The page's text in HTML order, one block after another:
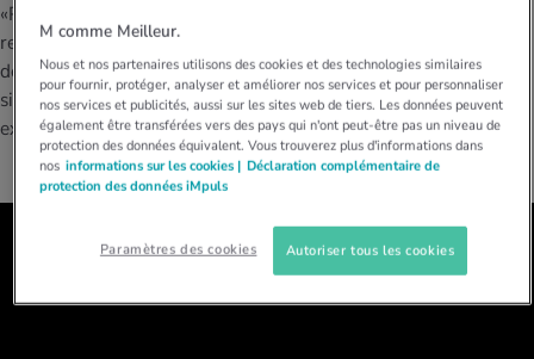
ACTUELS DANS LE DOMAINE ALIMENTATION
Calculateur d’IMC
Calculez votre besoin en calories
ACTUELS DANS LE DOMAINE MOUVEMENT
Calculer la consommation de calories
Course & Jogging
ACTUELS DANS LE DOMAINE RELAXATION
Travail et santé
Détente active
ACTUELS DANS LE DOMAINE MÉDECINE
Réduire la tension artérielle
Douleurs nerveuses
«Personne ne s’assied jamais à côté de moi. Les gens préfèrent
rester debout. Comme si j’étais contagieuse.»
de situation au quotidien. Dans la vidéo, elle explique ce que
signifie la stigmatisation et quelles sont ses conséquences. Ses
expériences mettent en lumière ce qui passe souvent inaperçu.
M comme Meilleur.
Nous et nos partenaires utilisons des cookies et des technologies similaires
pour fournir, protéger, analyser et améliorer nos services et pour personnaliser
nos services et publicités, aussi sur les sites web de tiers. Les données peuvent
également être transférées vers des pays qui n'ont peut-être pas un niveau de
protection des données équivalent. Vous trouverez plus d'informations dans
nos informations sur les cookies | Déclaration complémentaire de
protection des données iMpuls
Paramètres des cookies Autoriser tous les cookies